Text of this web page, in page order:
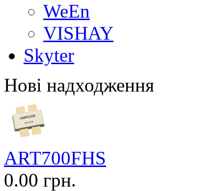
WeEn
VISHAY
Skyter
Нові надходження
ART700FHS
0.00 грн.